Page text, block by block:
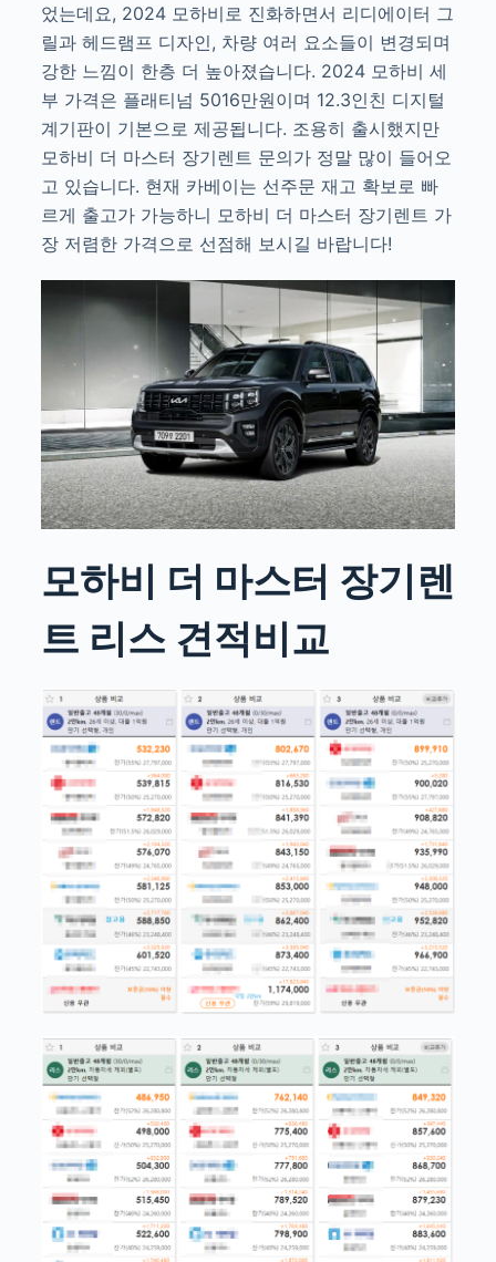
었는데요, 2024 모하비로 진화하면서 리디에이터 그
릴과 헤드램프 디자인, 차량 여러 요소들이 변경되며
강한 느낌이 한층 더 높아졌습니다. 2024 모하비 세
부 가격은 플래티넘 5016만원이며 12.3인친 디지털
계기판이 기본으로 제공됩니다. 조용히 출시했지만
모하비 더 마스터 장기렌트 문의가 정말 많이 들어오
고 있습니다. 현재 카베이는 선주문 재고 확보로 빠
르게 출고가 가능하니 모하비 더 마스터 장기렌트 가
장 저렴한 가격으로 선점해 보시길 바랍니다!
모하비 더 마스터 장기렌
트 리스견적비교